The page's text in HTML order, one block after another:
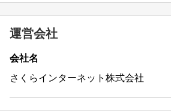
運営会社
会社名
さくらインターネット株式会社